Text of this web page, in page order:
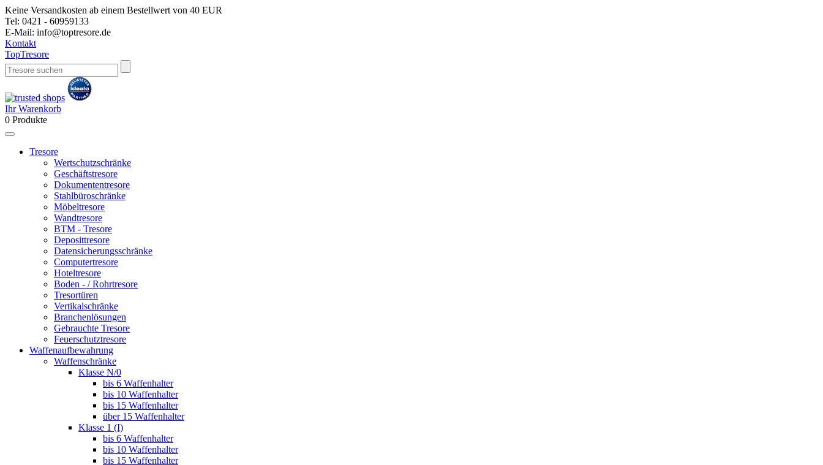
Keine Versandkosten ab einem Bestellwert von 40 EUR
Tel: 0421 - 60959133
E-Mail: info@toptresore.de
Kontakt
TopTresore
Ihr Warenkorb
0 Produkte
Tresore
Wertschutzschränke
Geschäftstresore
Dokumententresore
Stahlbüroschränke
Möbeltresore
Wandtresore
BTM - Tresore
Deposittresore
Datensicherungsschränke
Computertresore
Hoteltresore
Boden - / Rohrtresore
Tresortüren
Vertikalschränke
Branchenlösungen
Gebrauchte Tresore
Feuerschutztresore
Waffenaufbewahrung
Waffenschränke
Klasse N/0
bis 6 Waffenhalter
bis 10 Waffenhalter
bis 15 Waffenhalter
über 15 Waffenhalter
Klasse 1 (I)
bis 6 Waffenhalter
bis 10 Waffenhalter
bis 15 Waffenhalter